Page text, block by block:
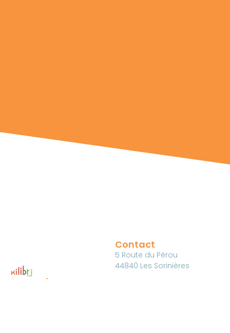
La micro-
Contact
5 Route du Pérou
44840 Les Sorinières